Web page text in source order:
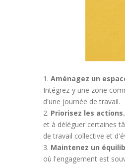
Aménagez un
Intégrez-y une zone
d'une journée de travail.
Priorisez les
et à déléguer certaines
de travail collective et
Maintenez un
où l'engagement est